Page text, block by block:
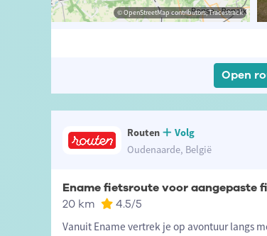
© OpenStreetMap contributors, Tracestrack
Open
Oost-Vlaanderen © OpenStreetMap contributors, Tracestrack
Routen
Volg
Oudenaarde, België
Ename fietsroute voor aangepaste
20 km 4.5/5
Vanuit Ename vertrek je op avontuur langs